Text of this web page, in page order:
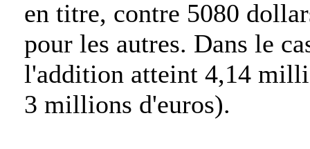
en titre, contre 5080
pour les autres. Dans le
l'addition atteint 4,14
3 millions d'euros).